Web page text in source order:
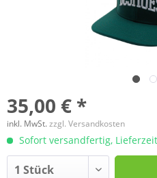
35,00 € *
inkl. MwSt.zzgl. Versandkosten
Sofort versandfertig,